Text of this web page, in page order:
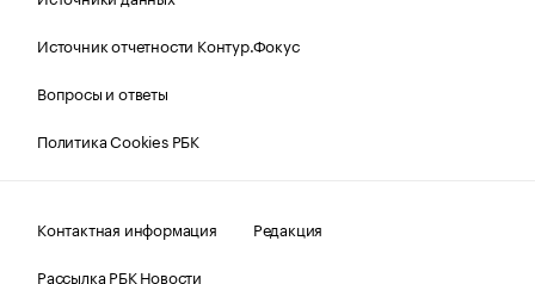
Источник отчетности Контур.Фокус
Вопросы и ответы
Политика Cookies РБК
Контактная информация
Редакция
Рассылка РБК Новости